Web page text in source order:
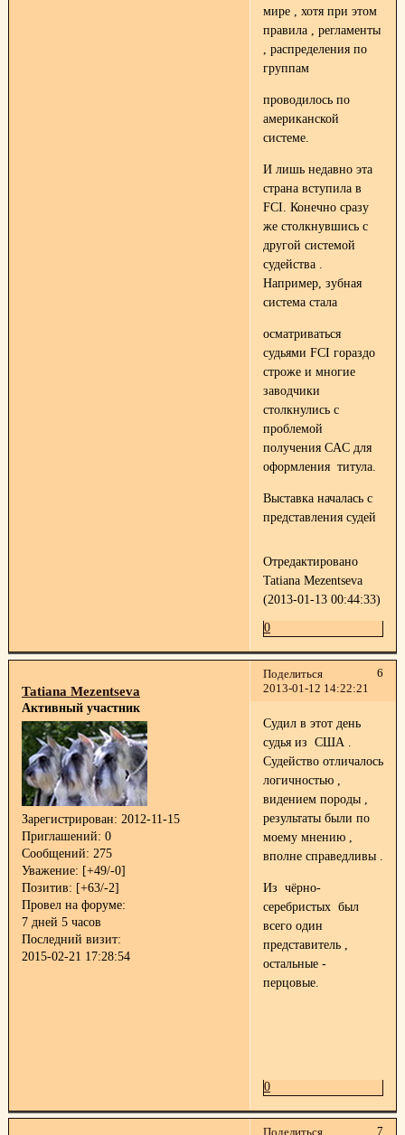
мире , хотя при этом
правила , регламенты
, распределения по
группам
проводилось по
американской
системе.
И лишь недавно эта
страна вступила в
FCI. Конечно сразу
же столкнувшись с
другой системой
судейства .
Например, зубная
система стала
осматриваться
судьями FCI гораздо
строже и многие
заводчики
столкнулись с
проблемой
получения CAC для
оформления титула.
Выставка началась с
представления судей
Отредактировано
Tatiana Mezentseva
(2013-01-13 00:44:33)
0
Поделиться
6
2013-01-12 14:22:21
Tatiana Mezentseva
Активный участник
Зарегистрирован: 2012-11-15
Приглашений: 0
Сообщений: 275
Уважение: [+49/-0]
Позитив: [+63/-2]
Провел на форуме:
7 дней 5 часов
Последний визит:
2015-02-21 17:28:54
Судил в этот день
судья из США .
Судейство отличалось
логичностью ,
видением породы ,
результаты были по
моему мнению ,
вполне справедливы .
Из чёрно-
серебристых был
всего один
представитель ,
остальные -
перцовые.
0
Поделиться 7